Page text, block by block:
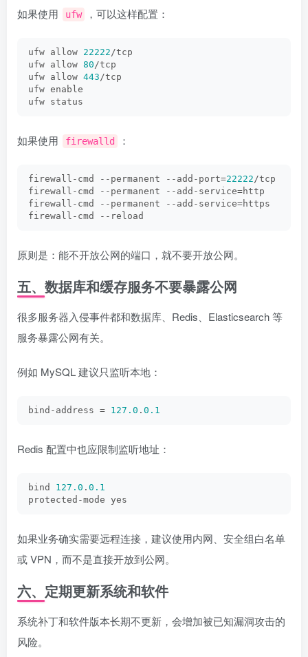
如果使用 ufw ，可以这样配置：
ufw allow 22222/tcp
ufw allow 80/tcp
ufw allow 443/tcp
ufw enable
ufw status
如果使用 firewalld ：
firewall-cmd --permanent --add-port=22222/tcp
firewall-cmd --permanent --add-service=http
firewall-cmd --permanent --add-service=https
firewall-cmd --reload
原则是：能不开放公网的端口，就不要开放公网。
五、数据库和缓存服务不要暴露公网
很多服务器入侵事件都和数据库、Redis、Elasticsearch 等
服务暴露公网有关。
例如 MySQL 建议只监听本地：
bind-address = 127.0 . 0.1
Redis 配置中也应限制监听地址：
bind 127.0 . 0.1
protected-mode yes
如果业务确实需要远程连接，建议使用内网、安全组白名单
或 VPN，而不是直接开放到公网。
六、定期更新系统和软件
系统补丁和软件版本长期不更新，会增加被已知漏洞攻击的
风险。